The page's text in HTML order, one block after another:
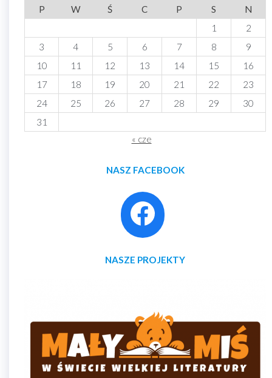
P W Ś C P S
N
1
2
3
4 5 6 7 8
9
10
11 12 13 14 15
16
17
18 19 20 21 22
23
24
25 26 27 28 29
30
31
« cze
NASZ FACEBOOK
NASZE PROJEKTY